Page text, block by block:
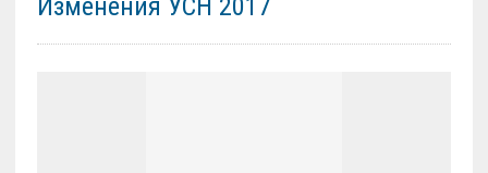
Изменения УСН 2017